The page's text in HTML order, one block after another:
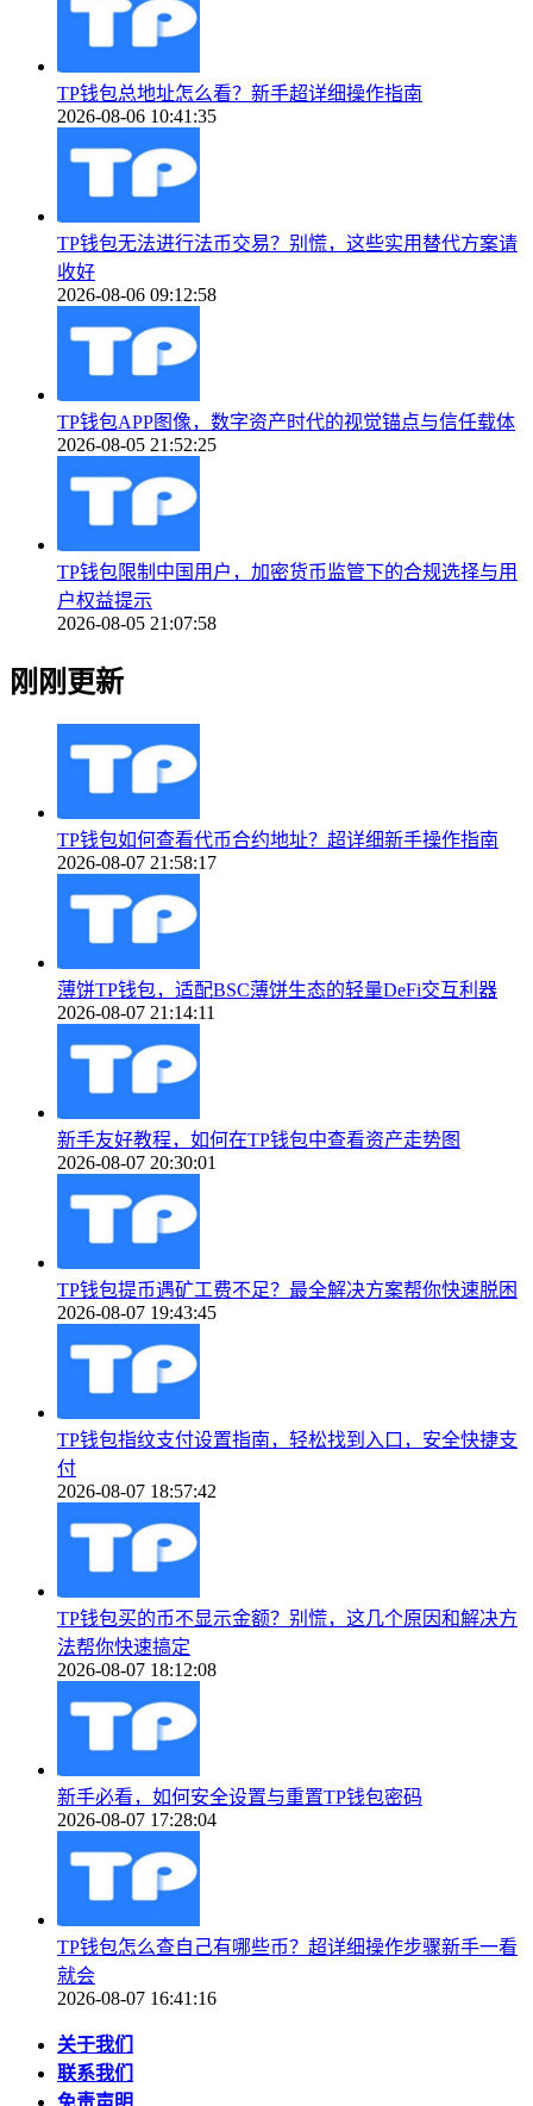
TP钱包总地址怎么看？新手超详细操作指南
2026-08-06 10:41:35
TP钱包无法进行法币交易？别慌，这些实用替代方案请
收好
2026-08-06 09:12:58
TP钱包APP图像，数字资产时代的视觉锚点与信任载体
2026-08-05 21:52:25
TP钱包限制中国用户，加密货币监管下的合规选择与用
户权益提示
2026-08-05 21:07:58
刚刚更新
TP钱包如何查看代币合约地址？超详细新手操作指南
2026-08-07 21:58:17
薄饼TP钱包，适配BSC薄饼生态的轻量DeFi交互利器
2026-08-07 21:14:11
新手友好教程，如何在TP钱包中查看资产走势图
2026-08-07 20:30:01
TP钱包提币遇矿工费不足？最全解决方案帮你快速脱困
2026-08-07 19:43:45
TP钱包指纹支付设置指南，轻松找到入口，安全快捷支
付
2026-08-07 18:57:42
TP钱包买的币不显示金额？别慌，这几个原因和解决方
法帮你快速搞定
2026-08-07 18:12:08
新手必看，如何安全设置与重置TP钱包密码
2026-08-07 17:28:04
TP钱包怎么查自己有哪些币？超详细操作步骤新手一看
就会
2026-08-07 16:41:16
关于我们
联系我们
免责声明